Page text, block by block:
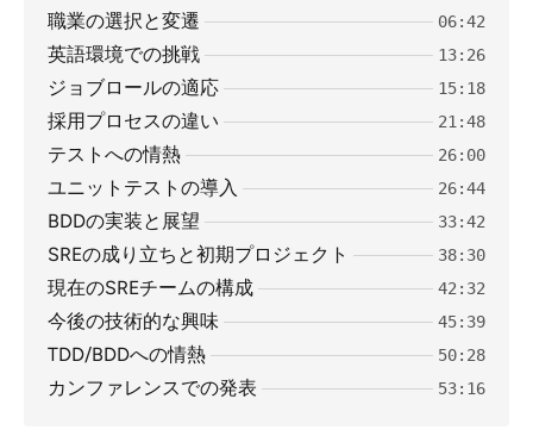
職業の選択と変遷 06:42
英語環境での挑戦 13:26
ジョブロールの適応 15:18
採用プロセスの違い 21:48
テストへの情熱 26:00
ユニットテストの導入 26:44
BDDの実装と展望 33:42
SREの成り立ちと初期プロジェクト 38:30
現在のSREチームの構成 42:32
今後の技術的な興味 45:39
TDD/BDDへの情熱 50:28
カンファレンスでの発表 53:16